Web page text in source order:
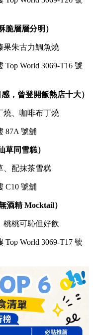
脆層層分明）
果朱古力鯛魚燒
Top World 3069-T16 號
，曾登開飯熱店十大）
燒、咖啡布丁燒
87A 號舖
草同雪糕）
、配抹茶雪糕
C10 號舖
酒精 Mocktail）
桃桃可恥但好飲
Top World 3069-T17 號